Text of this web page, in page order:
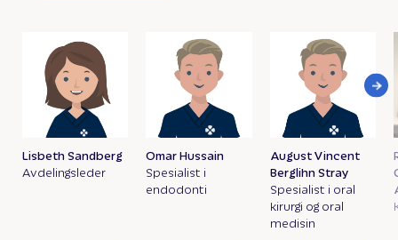
Lisbeth Sandberg
Avdelingsleder
Omar Hussain
Spesialist i
endodonti
August Vincent
Berglihn Stray
Spesialist i oral
kirurgi og oral
medisin